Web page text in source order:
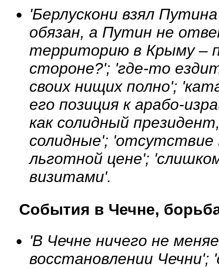
'Берлускони взял
обязан, а Путин не
территорию в Крыму –
стороне?'; 'где-то
своих нищих полно';
его позиция к арабо-
как солидный
солидные'; 'отсутствие
льготной цене';
визитами'.
События в Чечне,
'В Чечне ничего не
восстановлении Чечни';